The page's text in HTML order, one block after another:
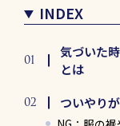
INDEX
気づいた
とは
ついやり